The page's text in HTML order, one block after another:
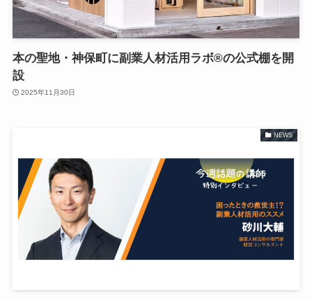
本の聖地・神保町に副業人材活用ラボ®の公式棚を開
設
2025年11月30日
NEWS